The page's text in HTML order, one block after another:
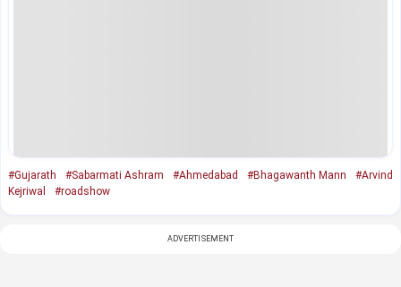
#Gujarath #Sabarmati Ashram #Ahmedabad #Bhagawanth Mann
#Arvind
Kejriwal
#roadshow
ADVERTISEMENT